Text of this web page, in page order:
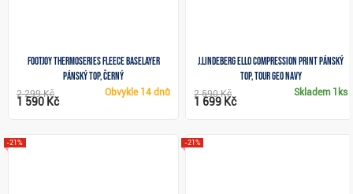
FootJoy ThermoSeries Fleece Baselayer
pánský top, černý
Obvykle 14 dnů
2 299 Kč
1 590 Kč
J.Lindeberg Ello Compression Print pánský
top, tour geo navy
Skladem 1ks
2 590 Kč
1 699 Kč
-21% -21%